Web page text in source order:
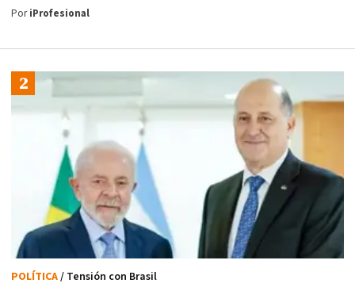
PoriProfesional
POLÍTICA/ Tensión con Brasil